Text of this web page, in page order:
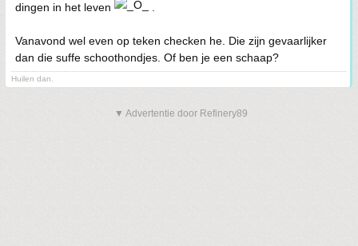
dingen in het leven
Vanavond wel even op teken checken he. Die zijn gevaarlijker
dan die suffe schoothondjes. Of ben je een schaap?
Huilen dan.
▼ Advertentie door Refinery89